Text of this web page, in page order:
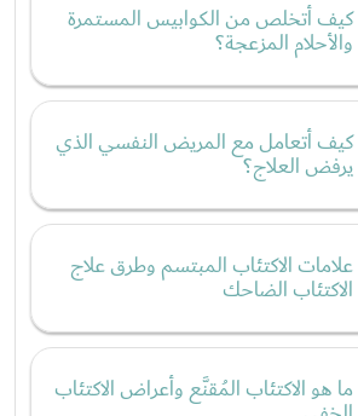
كيف أتخلص من الكوابيس المستمرة
والأحلام المزعجة؟
كيف أتعامل مع المريض النفسي الذي
يرفض العلاج؟
علامات الاكتئاب المبتسم وطرق علاج
الاكتئاب الضاحك
ما هو الاكتئاب المُقنَّع وأعراض الاكتئاب